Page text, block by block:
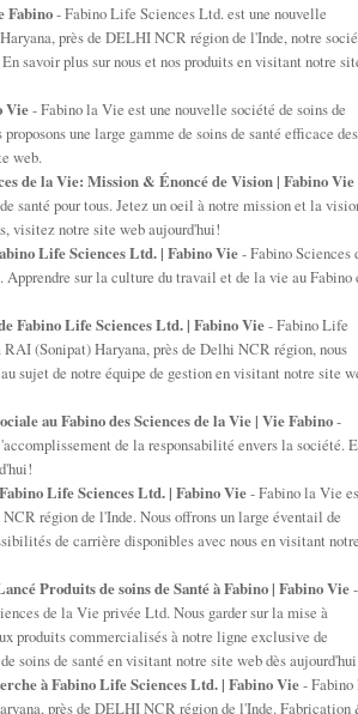
Fabino- Fabino Life Sciences Ltd. est une nouvelle
près de DELHI NCR région de l'Inde, notre
savoir plus sur nous et nos produits en visitant notre
Vie- Fabino la Vie est une nouvelle société de soins de
une large gamme de soins de santé efficace des
web.
de la Vie: Mission & Énoncé de Vision | Fabino Vie
santé pour tous. Jetez un oeil à notre mission et la
visitez notre site web aujourd'hui!
Life Sciences Ltd. | Fabino Vie- Fabino Sciences
sur la culture du travail et de la vie au Fabino
Fabino Life Sciences Ltd. | Fabino Vie- Fabino Life
(Sonipat) Haryana, près de Delhi NCR région, nous
sujet de notre équipe de gestion en visitant notre site
au Fabino des Sciences de la Vie | Vie Fabino-
de la responsabilité envers la société.
Life Sciences Ltd. | Fabino Vie- Fabino la Vie
région de l'Inde. Nous offrons un large éventail de
de carrière disponibles avec nous en visitant notre
Produits de soins de Santé à Fabino | Fabino Vie-
de la Vie privée Ltd. Nous garder sur la mise à
produits commercialisés à notre ligne exclusive de
soins de santé en visitant notre site web dès
à Fabino Life Sciences Ltd. | Fabino Vie- Fabino
près de DELHI NCR région de l'Inde. Fabrication